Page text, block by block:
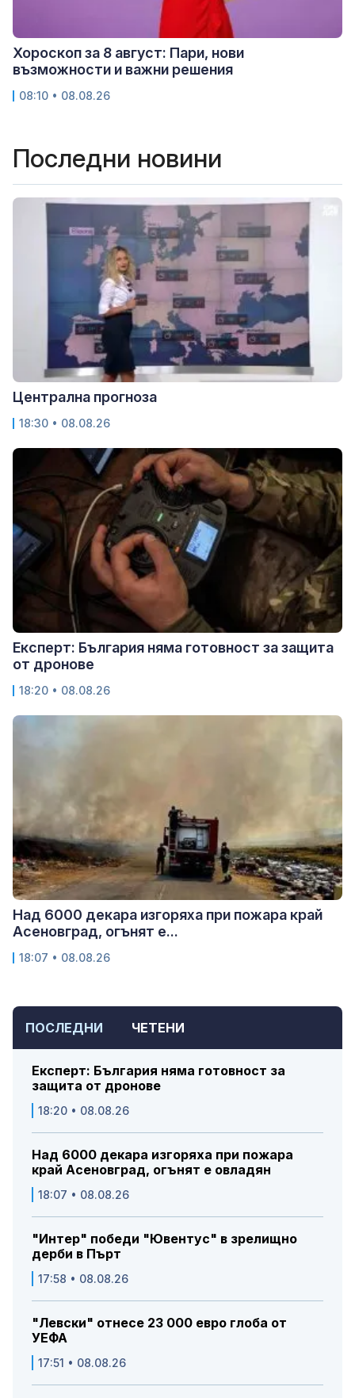
ПОСЛЕДНИ ЧЕТЕНИ
Експерт: България няма готовност за
защита от дронове
18:20 • 08.08.26
Над 6000 декара изгоряха при пожара
край Асеновград, огънят е овладян
18:07 • 08.08.26
"Интер" победи "Ювентус" в зрелищно
дерби в Пърт
17:58 • 08.08.26
"Левски" отнесе 23 000 евро глоба от
УЕФА
17:51 • 08.08.26
Хороскоп за 8 август: Пари, нови
възможности и важни решения
08:10 • 08.08.26
Последни новини
Централна прогноза
18:30 • 08.08.26
Експерт: България няма готовност за защита
от дронове
18:20 • 08.08.26
Над 6000 декара изгоряха при пожара край
Асеновград, огънят е...
18:07 • 08.08.26